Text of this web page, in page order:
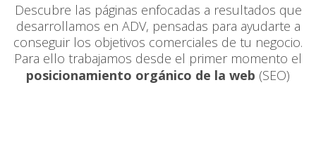
Descubre las páginas enfocadas a resultados que
desarrollamos en ADV, pensadas para ayudarte a
conseguir los objetivos comerciales de tu negocio.
Para ello trabajamos desde el primer momento el
posicionamiento orgánico de la web (SEO)